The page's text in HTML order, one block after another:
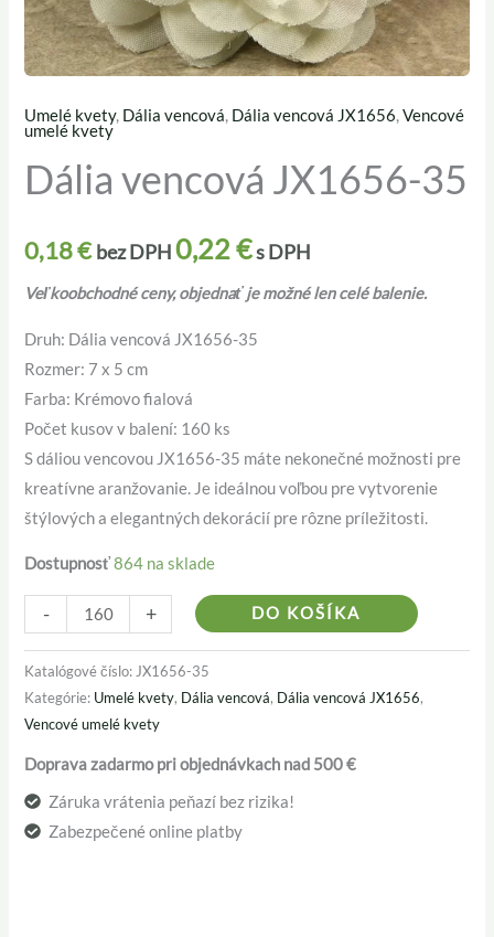
Umelé kvety, Dália vencová, Dália vencová JX1656,Vencové
umelé kvety
Dália vencová JX1656-35
0,18€ bez DPH0,22€s DPH
Veľkoobchodné ceny, objednať je možné len celé balenie.
Druh: Dália vencová JX1656-35
Rozmer: 7 x 5 cm
Farba: Krémovo fialová
Počet kusov v balení: 160 ks
S dáliou vencovou JX1656-35 máte nekonečné možnosti pre
kreatívne aranžovanie. Je ideálnou voľbou pre vytvorenie
štýlových a elegantných dekorácií pre rôzne príležitosti.
Dostupnosť864 na sklade
-
množstvo
vencová
35
+ DO KOŠÍKA
Katalógové číslo: JX1656-35
Kategórie: Umelé kvety, Dália vencová, Dália vencová JX1656,
Vencové umelé kvety
Doprava zadarmo pri objednávkach nad 500 €
Záruka vrátenia peňazí bez rizika!
Zabezpečené online platby